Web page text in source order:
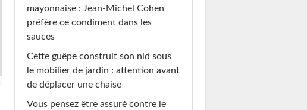
mayonnaise : Jean-Michel Cohen
préfère ce condiment dans les
sauces
Cette guêpe construit son nid sous
le mobilier de jardin : attention avant
de déplacer une chaise
Vous pensez être assuré contre le